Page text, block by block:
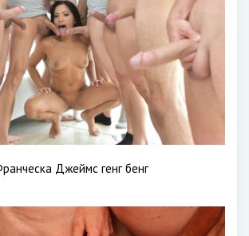
Джеймс генг бенг